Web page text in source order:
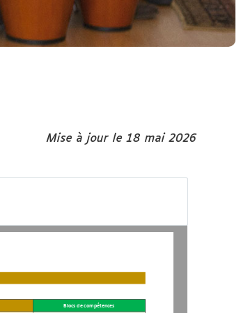
Mise à jour le 18 mai 2026
Blocs de compétences